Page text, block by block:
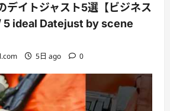
デイトジャスト5選【ビジネス
5 ideal Datejust by scene
5日 ago 0